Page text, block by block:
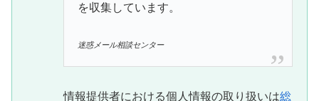
を収集しています。
迷惑メール相談センター
情報提供者における個人情報の取り扱いは総